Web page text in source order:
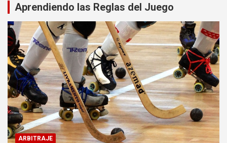
Aprendiendo las Reglas del Juego
ARBITRAJE